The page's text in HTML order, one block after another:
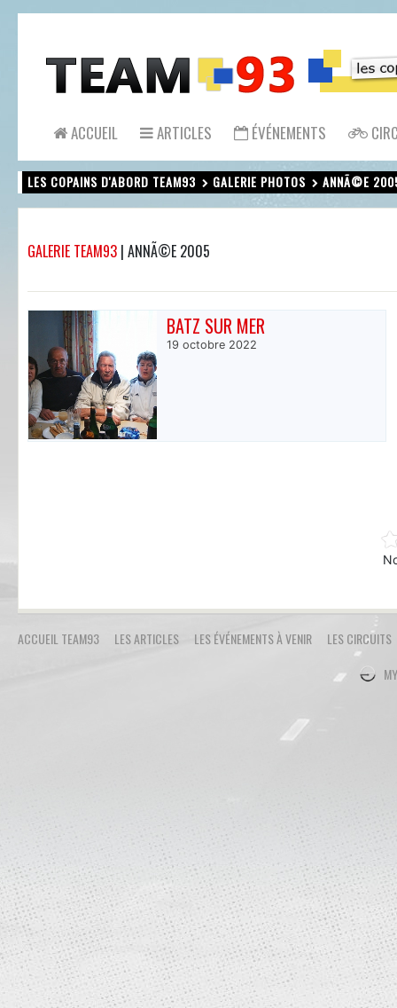
ACCUEIL ARTICLES ÉVÉNEMENTS
LES COPAINS D'ABORD TEAM93 GALERIE PHOTOS ANNÃ©E
GALERIE TEAM93 | ANNÃ©E 2005
BATZ SUR MER
19 octobre 2022
ACCUEIL TEAM93 LES ARTICLES LES ÉVÉNEMENTS À VENIR
LES CIRCUITS